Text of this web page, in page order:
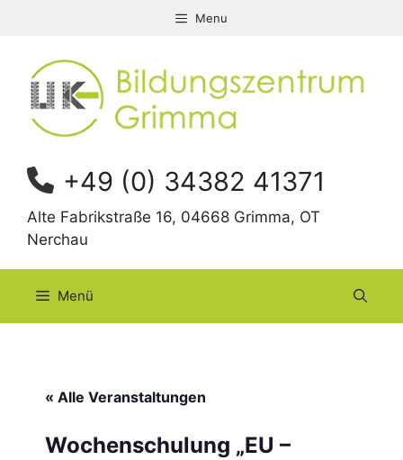
springen
Menu
+49 (0) 34382 41371
Alte Fabrikstraße 16, 04668 Grimma, OT
Nerchau
Menü
« Alle Veranstaltungen
Wochenschulung „EU –